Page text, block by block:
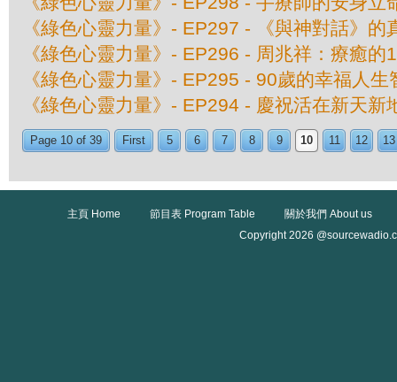
《綠色心靈力量》- EP297 - 《與神對話》的
《綠色心靈力量》- EP296 - 周兆祥：療癒的
《綠色心靈力量》- EP295 - 90歲的幸福人生
《綠色心靈力量》- EP294 - 慶祝活在新天新
Page 10 of 39 First 5 6 7 8 9 10 11 12 13
主頁 Home 節目表 Program Table
關於我們 About us
Copyright 2026